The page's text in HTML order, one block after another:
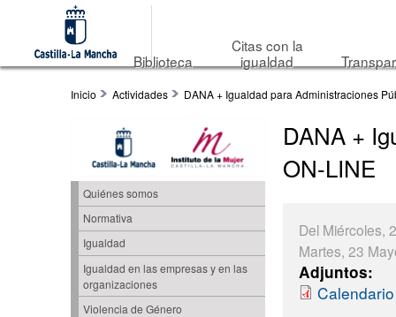
Biblioteca
Citas con la
igualdad
Inicio Actividades DANA + Igualdad para Administraciones
Quiénes somos
Normativa
Igualdad
Igualdad en las empresas y en las
organizaciones
Violencia de Género
DANA +
ON-LINE
Del Miércoles,
Martes, 23
Adjuntos: